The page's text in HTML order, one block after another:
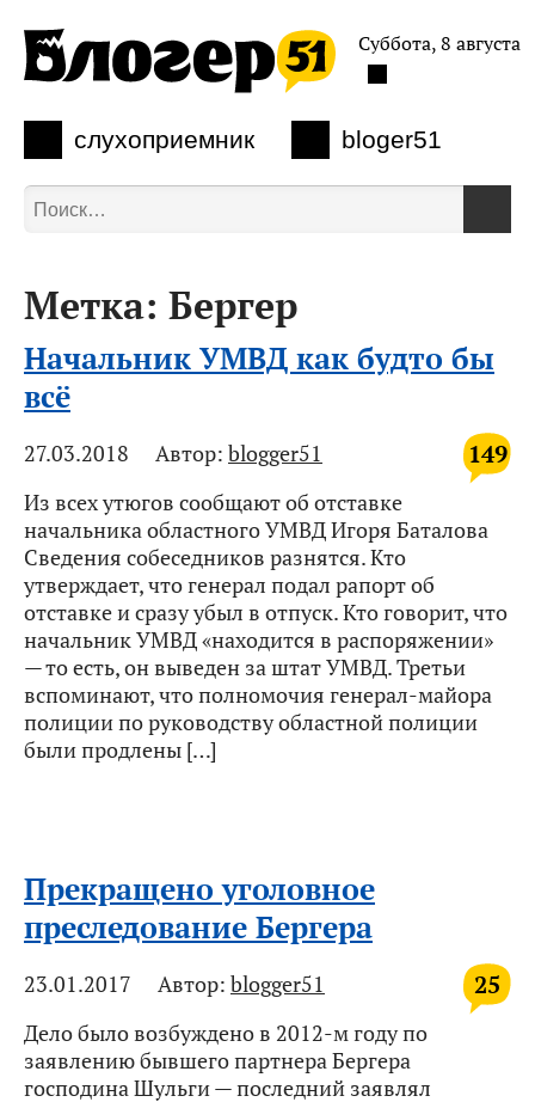
слухоприемник bloger51
Суббота, 8 августа
Метка: Бергер
Начальник УМВД как будто бы
всё
149
27.03.2018 Автор: blogger51
Из всех утюгов сообщают об отставке
начальника областного УМВД Игоря Баталова
Сведения собеседников разнятся. Кто
утверждает, что генерал подал рапорт об
отставке и сразу убыл в отпуск. Кто говорит, что
начальник УМВД «находится в распоряжении»
— то есть, он выведен за штат УМВД. Третьи
вспоминают, что полномочия генерал-майора
полиции по руководству областной полиции
были продлены […]
Прекращено уголовное
преследование Бергера
25
23.01.2017 Автор: blogger51
Дело было возбуждено в 2012-м году по
заявлению бывшего партнера Бергера
господина Шульги — последний заявлял